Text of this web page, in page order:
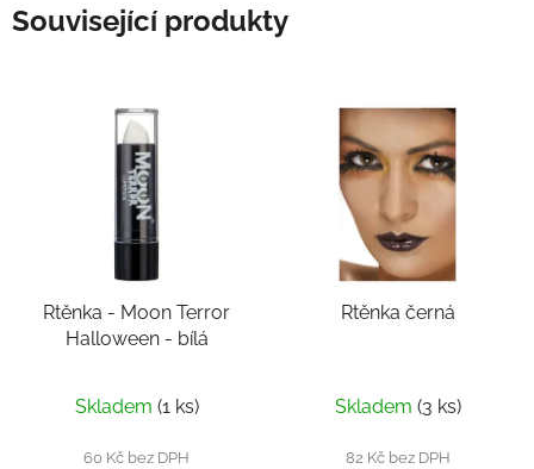
Související produkty
Rtěnka - Moon Terror
Halloween - bílá
Skladem (1 ks)
60 Kč bez DPH
Rtěnka černá
Skladem (3 ks)
82 Kč bez DPH